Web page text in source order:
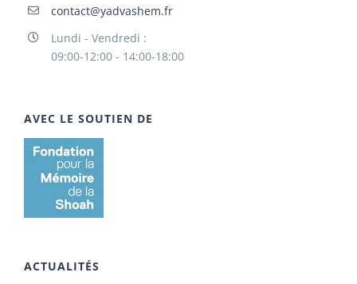
contact@yadvashem.fr
Lundi - Vendredi :
09:00-12:00 - 14:00-18:00
AVEC LE SOUTIEN DE
ACTUALITÉS